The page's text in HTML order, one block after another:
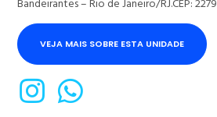
VEJA MAIS SOBRE ESTA UNIDADE